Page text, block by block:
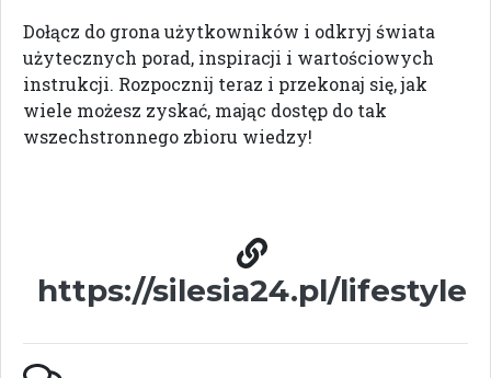
Dołącz do grona użytkowników i odkryj świata
użytecznych porad, inspiracji i wartościowych
instrukcji. Rozpocznij teraz i przekonaj się, jak
wiele możesz zyskać, mając dostęp do tak
wszechstronnego zbioru wiedzy!
https://silesia24.pl/lifestyle